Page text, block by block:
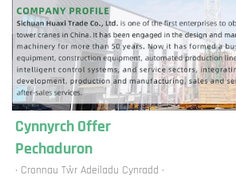
Cynnyrch Offer
Pechaduron
· Cronnau Tŵr Adeiladu Cynradd ·